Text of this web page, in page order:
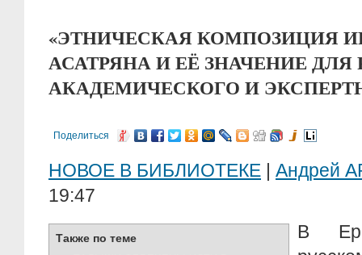
«ЭТНИЧЕСКАЯ КОМПОЗИЦИЯ
АСАТРЯНА И ЕЁ ЗНАЧЕНИЕ
АКАДЕМИЧЕСКОГО И
Поделиться
НОВОЕ В БИБЛИОТЕКЕ | Андрей
19:47
Также по теме
В